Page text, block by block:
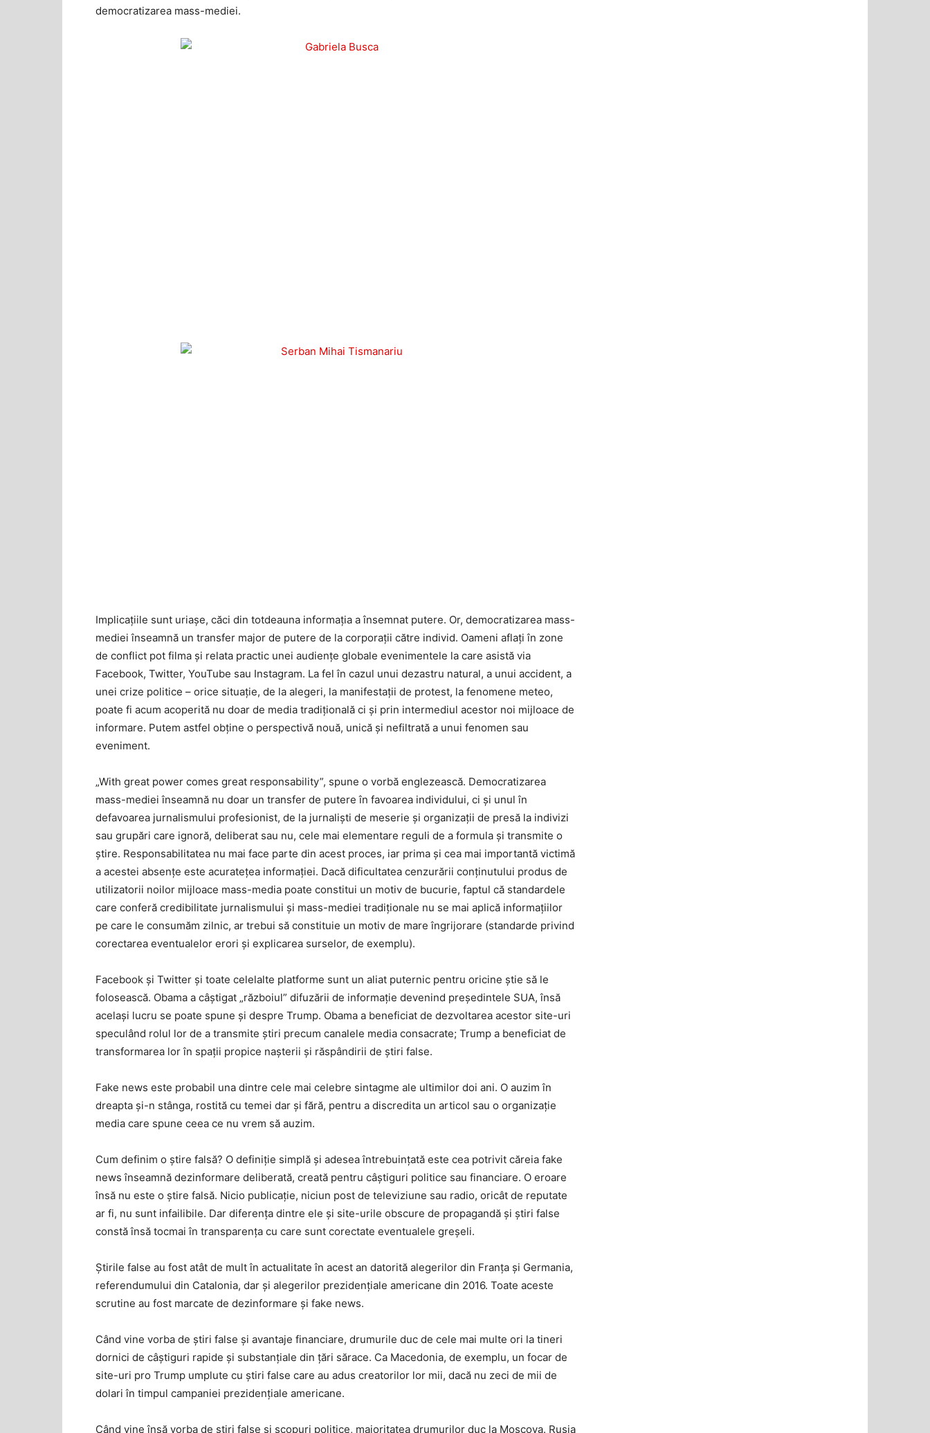
democratizarea mass-mediei.
Implicațiile sunt uriașe, căci din totdeauna informația a însemnat putere. Or, democratizarea mass-
mediei înseamnă un transfer major de putere de la corporații către individ. Oameni aflați în zone
de conflict pot filma și relata practic unei audiențe globale evenimentele la care asistă via
Facebook, Twitter, YouTube sau Instagram. La fel în cazul unui dezastru natural, a unui accident, a
unei crize politice – orice situație, de la alegeri, la manifestații de protest, la fenomene meteo,
poate fi acum acoperită nu doar de media tradițională ci și prin intermediul acestor noi mijloace de
informare. Putem astfel obține o perspectivă nouă, unică și nefiltrată a unui fenomen sau
eveniment.
„With great power comes great responsability”, spune o vorbă englezească. Democratizarea
mass-mediei înseamnă nu doar un transfer de putere în favoarea individului, ci și unul în
defavoarea jurnalismului profesionist, de la jurnaliști de meserie și organizații de presă la indivizi
sau grupări care ignoră, deliberat sau nu, cele mai elementare reguli de a formula și transmite o
știre. Responsabilitatea nu mai face parte din acest proces, iar prima și cea mai importantă victimă
a acestei absențe este acuratețea informației. Dacă dificultatea cenzurării conținutului produs de
utilizatorii noilor mijloace mass-media poate constitui un motiv de bucurie, faptul că standardele
care conferă credibilitate jurnalismului și mass-mediei tradiționale nu se mai aplică informațiilor
pe care le consumăm zilnic, ar trebui să constituie un motiv de mare îngrijorare (standarde privind
corectarea eventualelor erori și explicarea surselor, de exemplu).
Facebook și Twitter și toate celelalte platforme sunt un aliat puternic pentru oricine ştie să le
folosească. Obama a câștigat „războiul” difuzării de informație devenind președintele SUA, însă
același lucru se poate spune și despre Trump. Obama a beneficiat de dezvoltarea acestor site-uri
speculând rolul lor de a transmite știri precum canalele media consacrate; Trump a beneficiat de
transformarea lor în spații propice nașterii și răspândirii de știri false.
Fake news este probabil una dintre cele mai celebre sintagme ale ultimilor doi ani. O auzim în
dreapta și-n stânga, rostită cu temei dar și fără, pentru a discredita un articol sau o organizație
media care spune ceea ce nu vrem să auzim.
Cum definim o știre falsă? O definiție simplă și adesea întrebuințată este cea potrivit căreia fake
news înseamnă dezinformare deliberată, creată pentru câștiguri politice sau financiare. O eroare
însă nu este o știre falsă. Nicio publicație, niciun post de televiziune sau radio, oricât de reputate
ar fi, nu sunt infailibile. Dar diferența dintre ele și site-urile obscure de propagandă și știri false
constă însă tocmai în transparența cu care sunt corectate eventualele greșeli.
Știrile false au fost atât de mult în actualitate în acest an datorită alegerilor din Franța și Germania,
referendumului din Catalonia, dar și alegerilor prezidențiale americane din 2016. Toate aceste
scrutine au fost marcate de dezinformare și fake news.
Când vine vorba de știri false și avantaje financiare, drumurile duc de cele mai multe ori la tineri
dornici de câștiguri rapide și substanțiale din țări sărace. Ca Macedonia, de exemplu, un focar de
site-uri pro Trump umplute cu știri false care au adus creatorilor lor mii, dacă nu zeci de mii de
dolari în timpul campaniei prezidențiale americane.
Când vine însă vorba de știri false și scopuri politice, majoritatea drumurilor duc la Moscova. Rusia